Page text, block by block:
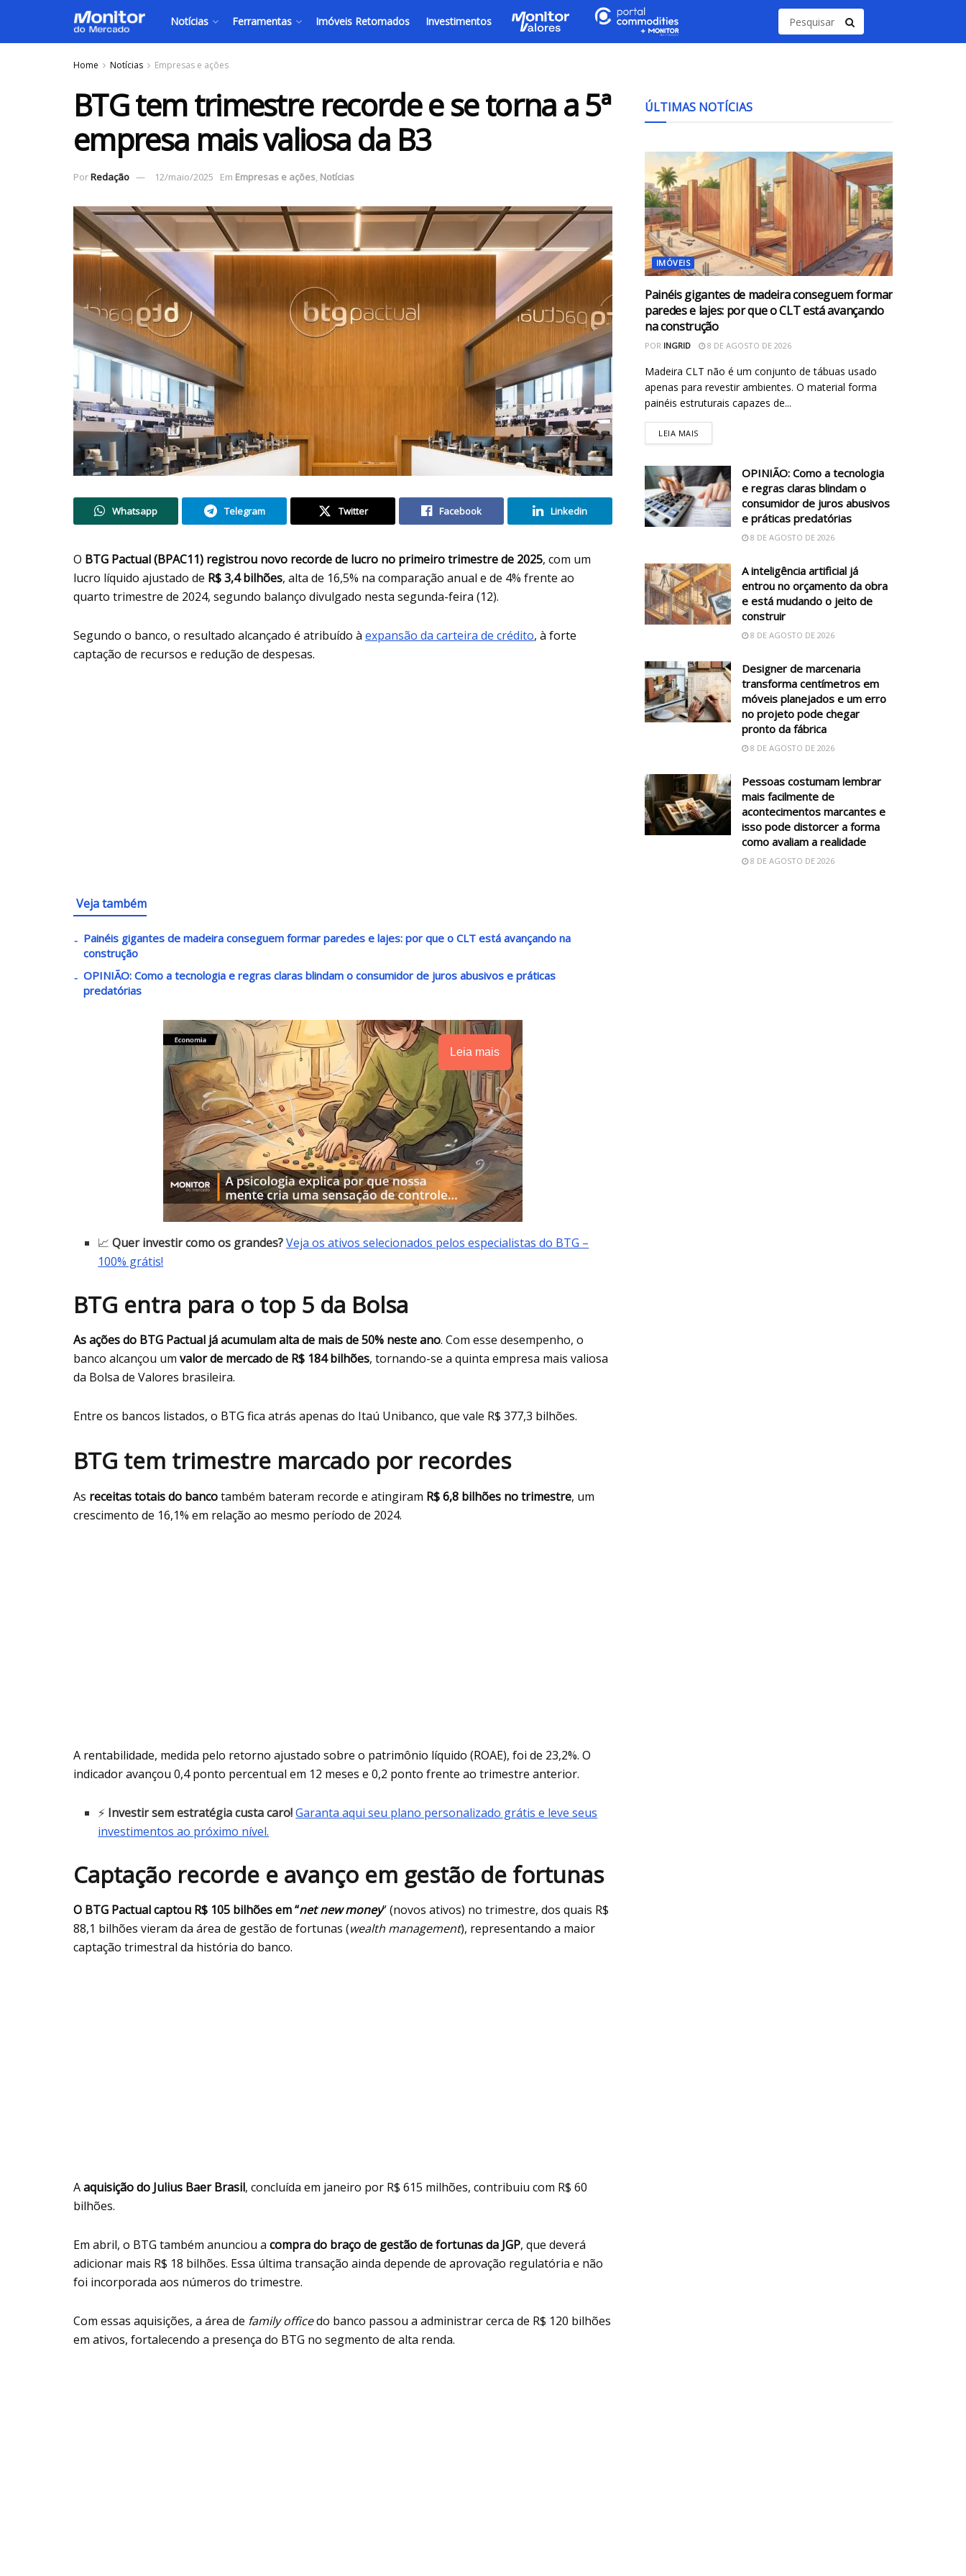
Notícias Ferramentas Imóveis Retomados Investimentos
Home Notícias Empresas e ações
BTG tem trimestre recorde e se torna a 5ª
empresa mais valiosa da B3
PorRedação 12/maio/2025 Em Empresas e ações, Notícias
Whatsapp Telegram Twitter Facebook Linkedin
O BTG Pactual(BPAC11) registrou novo recorde de lucro no primeiro trimestre de 2025, com um
lucro líquido ajustado de R$ 3,4 bilhões, alta de 16,5% na comparação anual e de 4% frente ao
quarto trimestre de 2024, segundo balanço divulgado nesta segunda-feira (12).
Segundo o banco, o resultado alcançado é atribuído à expansão da carteira de crédito, à forte
captação de recursos e redução de despesas.
Veja também
Painéis gigantes de madeira conseguem formar paredes e lajes: por que o CLT está avançando na
construção
OPINIÃO: Como a tecnologia e regras claras blindam o consumidor de juros abusivos e práticas
predatórias
Leia mais
📈Quer investir como os grandes?Veja os ativos selecionados pelos especialistas do BTG –
100% grátis!
BTG entra para o top 5 da Bolsa
As ações do BTG Pactual já acumulam alta de mais de 50% neste ano. Com esse desempenho, o
banco alcançou um valor de mercado de R$ 184 bilhões, tornando-se a quinta empresa mais valiosa
da Bolsa de Valores brasileira.
Entre os bancos listados, o BTG fica atrás apenas do Itaú Unibanco, que vale R$ 377,3 bilhões.
BTG tem trimestre marcado por recordes
As receitas totais do bancotambém bateram recorde e atingiram R$ 6,8 bilhões no trimestre, um
crescimento de 16,1% em relação ao mesmo período de 2024.
A rentabilidade, medida pelo retorno ajustado sobre o patrimônio líquido (ROAE), foi de 23,2%. O
indicador avançou 0,4 ponto percentual em 12 meses e 0,2 ponto frente ao trimestre anterior.
⚡ Investir sem estratégia custa caro!Garanta aqui seu plano personalizado grátis e leve seus
investimentos ao próximo nível.
Captação recorde e avanço em gestão de fortunas
O BTG Pactual captou R$ 105 bilhões em “net new money” (novos ativos) no trimestre, dos quais R$
88,1 bilhões vieram da área de gestão de fortunas (wealth management), representando a maior
captação trimestral da história do banco.
Aaquisição do Julius Baer Brasil, concluída em janeiro por R$ 615 milhões, contribuiu com R$ 60
bilhões.
Em abril, o BTG também anunciou a compra do braço de gestão de fortunas da JGP, que deverá
adicionar mais R$ 18 bilhões. Essa última transação ainda depende de aprovação regulatória e não
foi incorporada aos números do trimestre.
Com essas aquisições, a área de family officedo banco passou a administrar cerca de R$ 120 bilhões
em ativos, fortalecendo a presença do BTG no segmento de alta renda.
ÚLTIMAS NOTÍCIAS
IMÓVEIS
Painéis gigantes de madeira conseguem formar
paredes e lajes: por que o CLT está avançando
na construção
POR INGRID 8 DE AGOSTO DE 2026
Madeira CLT não é um conjunto de tábuas usado
apenas para revestir ambientes. O material forma
painéis estruturais capazes de...
LEIA MAIS
OPINIÃO: Como a tecnologia
e regras claras blindam o
consumidor de juros abusivos
e práticas predatórias
8 DE AGOSTO DE 2026
A inteligência artificial já
entrou no orçamento da obra
e está mudando o jeito de
construir
8 DE AGOSTO DE 2026
Designer de marcenaria
transforma centímetros em
móveis planejados e um erro
no projeto pode chegar
pronto da fábrica
8 DE AGOSTO DE 2026
Pessoas costumam lembrar
mais facilmente de
acontecimentos marcantes e
isso pode distorcer a forma
como avaliam a realidade
8 DE AGOSTO DE 2026